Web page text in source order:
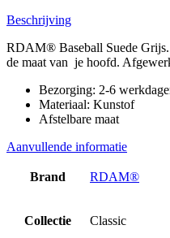
Beschrijving
RDAM® Baseball Suede Grijs.
de maat van je hoofd.
Bezorging: 2-6
Materiaal: Kunstof
Afstelbare maat
Aanvullende informatie
Brand RDAM®
Collectie Classic